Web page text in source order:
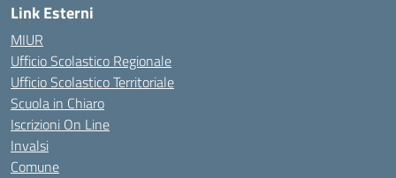
Link Esterni
MIUR
Ufficio Scolastico Regionale
Ufficio Scolastico Territoriale
Scuola in Chiaro
Iscrizioni On Line
Invalsi
Comune